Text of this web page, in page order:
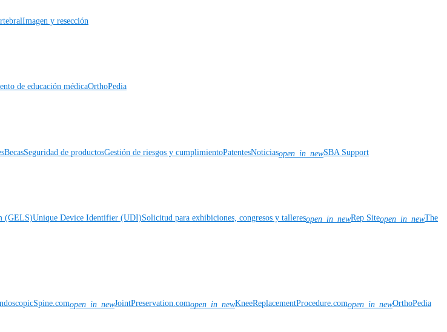
Imagen y resección
de educación médicaOrthoPedia
BecasSeguridad de productosGestión de riesgos y cumplimientoPatentesNoticiasopen_in_newSBA Support
(GELS)Unique Device Identifier (UDI)Solicitud para exhibiciones, congresos y talleresopen_in_newRep Siteopen_in_newThe
open_in_newJointPreservation.comopen_in_newKneeReplacementProcedure.comopen_in_newOrthoPedia